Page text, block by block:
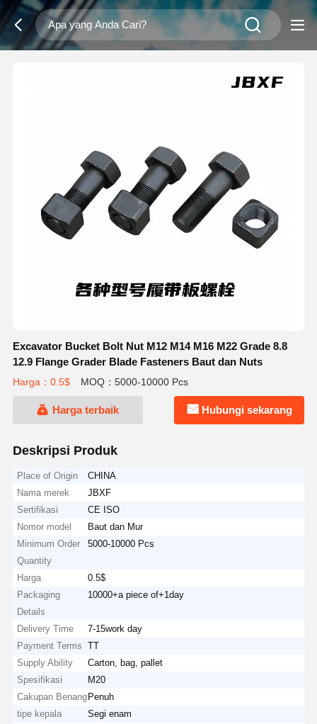
Excavator Bucket Bolt Nut M12 M14 M16 M22 Grade 8.8
12.9 Flange Grader Blade Fasteners Baut dan Nuts
Harga：0.5$ MOQ：5000-10000 Pcs
Harga terbaik Hubungi sekarang
Deskripsi Produk
Place of Origin
CHINA
Nama merek
JBXF
Sertifikasi
CE ISO
Nomor model
Baut dan Mur
Minimum Order
Quantity
5000-10000 Pcs
Harga
0.5$
Packaging
Details
10000+a piece of+1day
Delivery Time
7-15work day
Payment Terms
TT
Supply Ability
Carton, bag, pallet
Spesifikasi
M20
Cakupan Benang Penuh
tipe kepala
Segi enam